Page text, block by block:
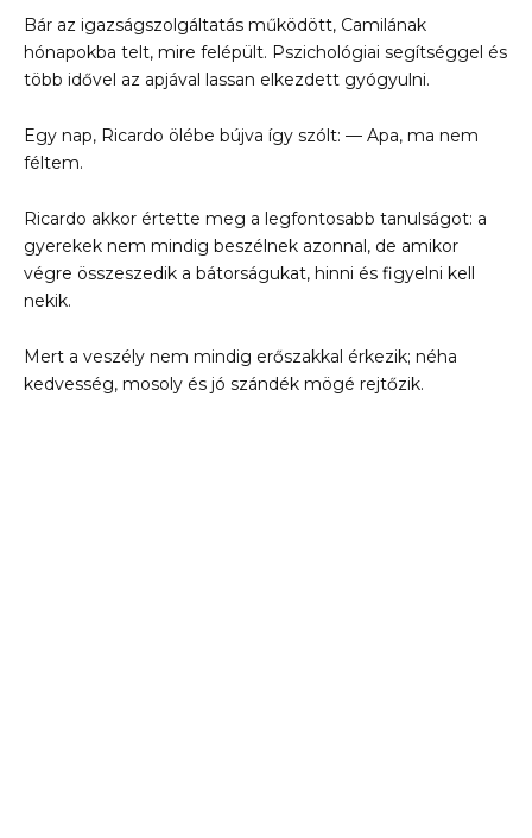
Bár az igazságszolgáltatás működött, Camilának
hónapokba telt, mire felépült. Pszichológiai segítséggel és
több idővel az apjával lassan elkezdett gyógyulni.
Egy nap, Ricardo ölébe bújva így szólt: — Apa, ma nem
féltem.
Ricardo akkor értette meg a legfontosabb tanulságot: a
gyerekek nem mindig beszélnek azonnal, de amikor
végre összeszedik a bátorságukat, hinni és figyelni kell
nekik.
Mert a veszély nem mindig erőszakkal érkezik; néha
kedvesség, mosoly és jó szándék mögé rejtőzik.